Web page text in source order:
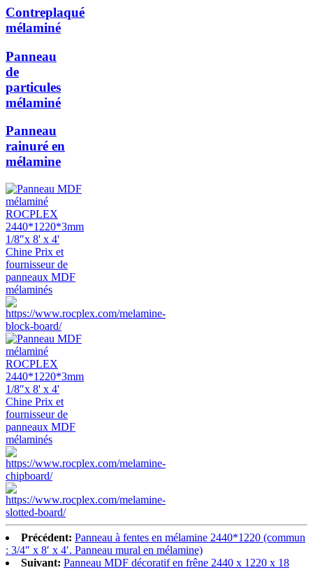
Contreplaqué
mélaminé
Panneau
de
particules
mélaminé
Panneau
rainuré en
mélamine
Précédent: Panneau à fentes en mélamine 2440*1220 (commun
: 3/4″ x 8′ x 4′. Panneau mural en mélamine)
Suivant: Panneau MDF décoratif en frêne 2440 x 1220 x 18